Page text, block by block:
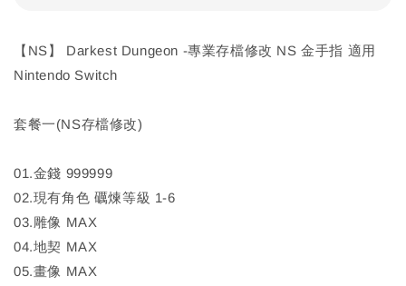
【NS】 Darkest Dungeon -專業存檔修改 NS 金手指 適用
Nintendo Switch
套餐一(NS存檔修改)
01.金錢 999999
02.現有角色 礪煉等級 1-6
03.雕像 MAX
04.地契 MAX
05.畫像 MAX